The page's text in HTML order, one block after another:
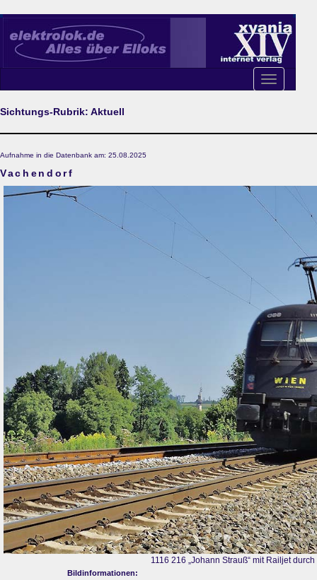
Toggle
navigation
Sichtungs-Rubrik: Aktuell
Aufnahme in die Datenbank am: 25.08.2025
Vachendorf
1116 216 „Johann Strauß“ mit Railjet
Bildinformationen: